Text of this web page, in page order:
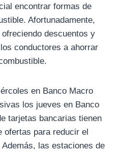
encontrar formas de
Afortunadamente,
descuentos y
conductores a ahorrar
en Banco Macro
los jueves en Banco
tarjetas bancarias tienen
ofertas para reducir el
las estaciones de